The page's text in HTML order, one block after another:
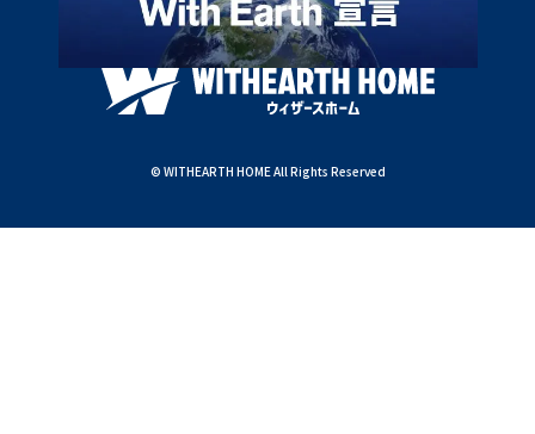
© WITHEARTH HOME All Rights Reserved